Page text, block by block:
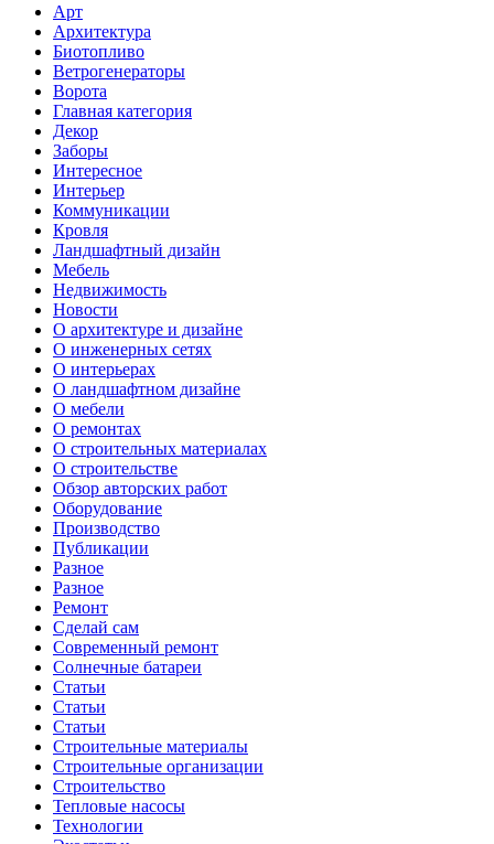
Арт
Архитектура
Биотопливо
Ветрогенераторы
Ворота
Главная категория
Декор
Заборы
Интересное
Интерьер
Коммуникации
Кровля
Ландшафтный дизайн
Мебель
Недвижимость
Новости
О архитектуре и дизайне
О инженерных сетях
О интерьерах
О ландшафтном дизайне
О мебели
О ремонтах
О строительных материалах
О строительстве
Обзор авторских работ
Оборудование
Производство
Публикации
Разное
Разное
Ремонт
Сделай сам
Современный ремонт
Солнечные батареи
Статьи
Статьи
Статьи
Строительные материалы
Строительные организации
Строительство
Тепловые насосы
Технологии